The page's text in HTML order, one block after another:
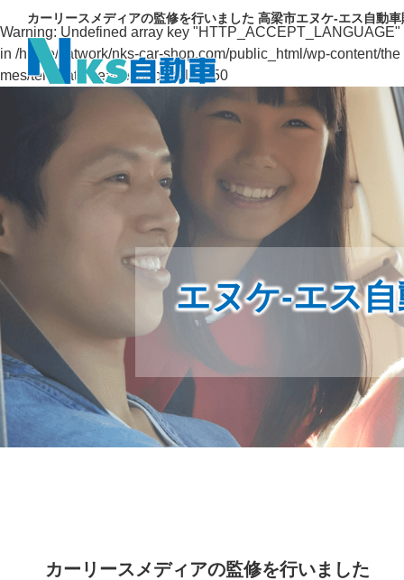
Warning: Undefined array key "HTTP_ACCEPT_LANGUAGE"
in /home/catwork/nks-car-shop.com/public_html/wp-content/the
mes/template/header.phpon line50
カーリースメディアの監修を行いました 高梁市エヌケ-エス自動
エヌケ-エス
カーリースメディアの監修を行いました